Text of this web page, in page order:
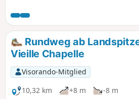
Rundweg ab
Vieille Chapelle
Visorando-Mitglied
10,32 km
+8 m
-8 m